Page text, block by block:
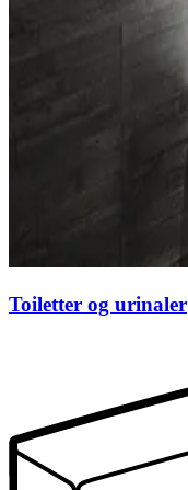
Toiletter og urinaler